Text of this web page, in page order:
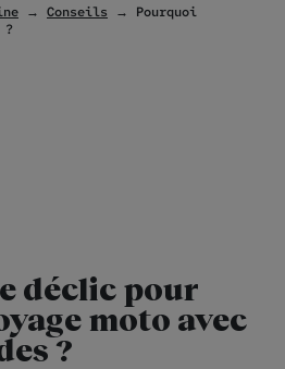
→ Conseils → Pourquoi
?
déclic pour
moto avec
?